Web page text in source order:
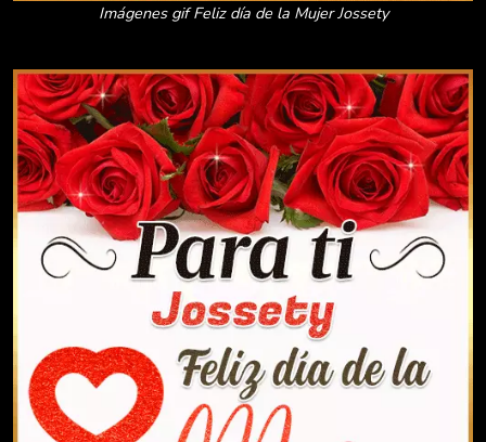
Imágenes gif Feliz día de la Mujer Jossety